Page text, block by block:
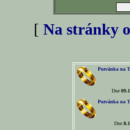
[ Na stránky
Pozvánka na
Dne
Pozvánka na
Dne